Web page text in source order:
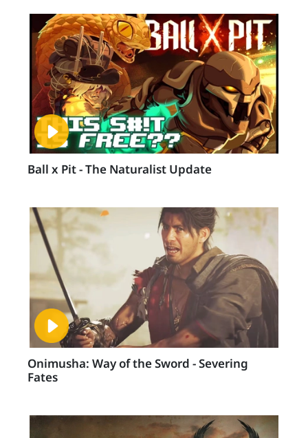
Ball x Pit - The Naturalist Update
Onimusha: Way of the Sword - Severing
Fates